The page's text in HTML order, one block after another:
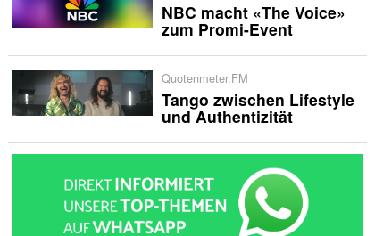
NBC macht «The Voice»
zum Promi-Event
Quotenmeter.FM
Tango zwischen Lifestyle
und Authentizität